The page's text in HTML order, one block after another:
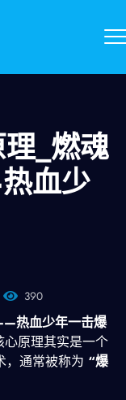
_燃魂
血少
390
热血少年一击爆
原理其实是一个
，通常被称为 “爆